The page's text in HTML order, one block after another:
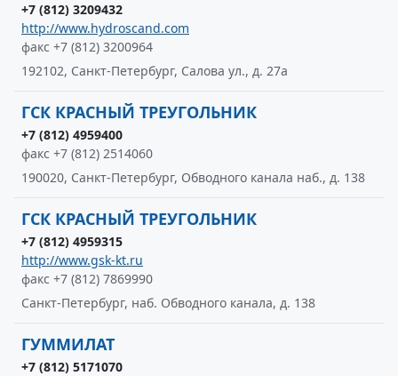
+7 (812) 3209432
http://www.hydroscand.com
факс +7 (812) 3200964
192102, Санкт-Петербург, Салова ул., д. 27а
ГСК КРАСНЫЙ ТРЕУГОЛЬНИК
+7 (812) 4959400
факс +7 (812) 2514060
190020, Санкт-Петербург, Обводного канала наб., д. 138
ГСК КРАСНЫЙ ТРЕУГОЛЬНИК
+7 (812) 4959315
http://www.gsk-kt.ru
факс +7 (812) 7869990
Санкт-Петербург, наб. Обводного канала, д. 138
ГУММИЛАТ
+7 (812) 5171070